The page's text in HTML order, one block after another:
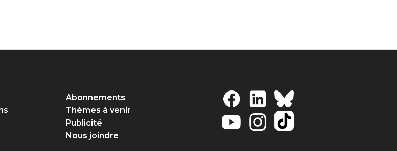
Abonnements
Thèmes à venir
Publicité
Nous joindre